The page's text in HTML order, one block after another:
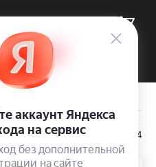
JBL
КОД: 164064